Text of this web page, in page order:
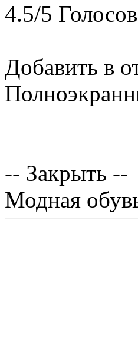
4.5/5
Добавить в
-- Закрыть --
Модная